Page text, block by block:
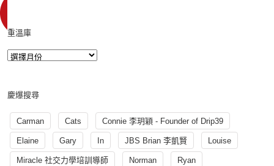
重溫庫
慶爆搜尋
Carman Cats Connie 李玥穎 - Founder of Drip39
Elaine Gary In JBS Brian 李凱賢 Louise
Miracle 社交力學培訓導師 Norman Ryan